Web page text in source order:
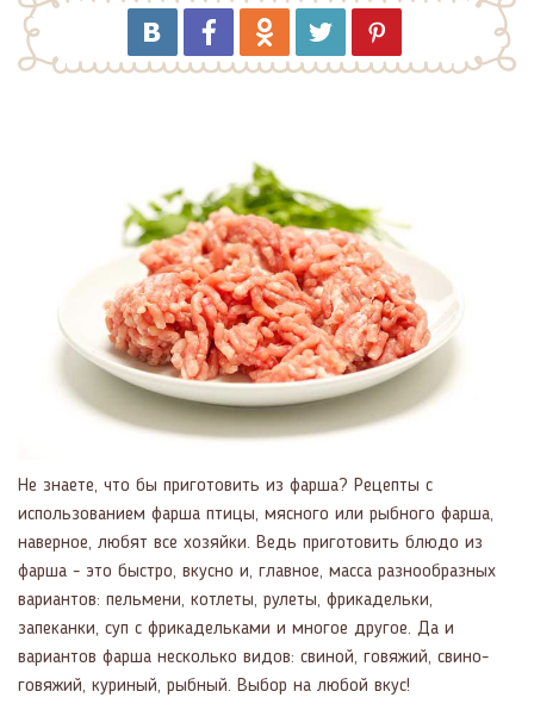
Не знаете, что бы приготовить из фарша? Рецепты с
использованием фарша птицы, мясного или рыбного фарша,
наверное, любят все хозяйки. Ведь приготовить блюдо из
фарша - это быстро, вкусно и, главное, масса разнообразных
вариантов: пельмени, котлеты, рулеты, фрикадельки,
запеканки, суп с фрикадельками и многое другое. Да и
вариантов фарша несколько видов: свиной, говяжий, свино-
говяжий, куриный, рыбный. Выбор на любой вкус!